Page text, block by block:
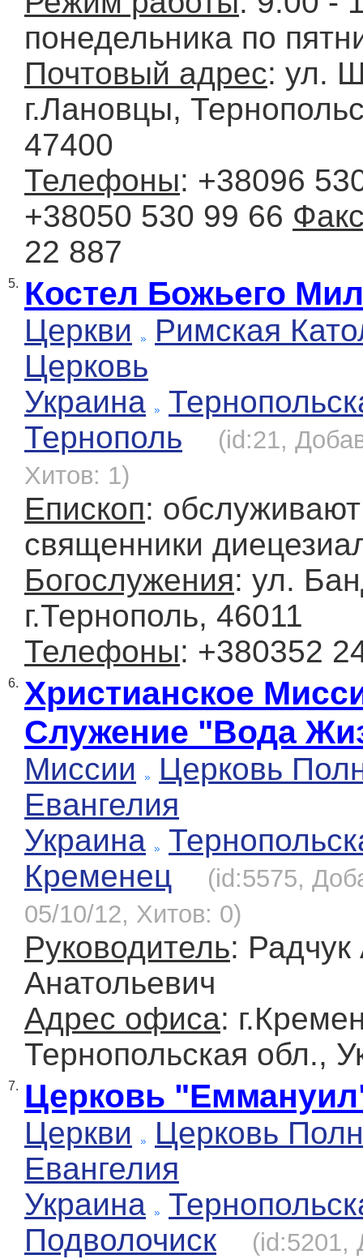
понедельника по
Почтовый адрес: ул.
г.Лановцы,
47400
Телефоны: +38096
+38050 530 99 66
22 887
5. Костел Божьего
Церкви
Римская
Церковь
Украина
Тернополь
(id:21,
Хитов: 1)
Епископ: обслуживают
священники
Богослужения: ул.
г.Тернополь, 46011
Телефоны: +380352
6. Христианское
Служение "Вода
Миссии
Церковь
Евангелия
Украина
Кременец
(id:5575,
05/10/12, Хитов: 0)
Руководитель: Радчук
Анатольевич
Адрес офиса:
Тернопольская обл.,
7. Церковь
Церкви
Церковь
Евангелия
Украина
Подволочиск
(id:5201,